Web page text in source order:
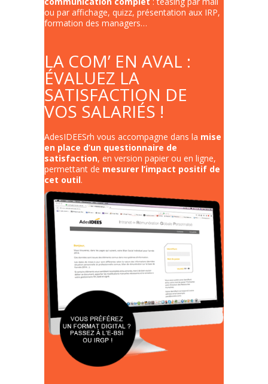
ou par affichage, quizz, présentation aux IRP,
formation des managers…
LA COM’ EN AVAL :
ÉVALUEZ LA
SATISFACTION DE
VOS SALARIÉS !
AdesIDEESrh vous accompagne dans la mise
en place d’un questionnaire de
satisfaction, en version papier ou en ligne,
permettant de mesurer l’impact positif de
cet outil.